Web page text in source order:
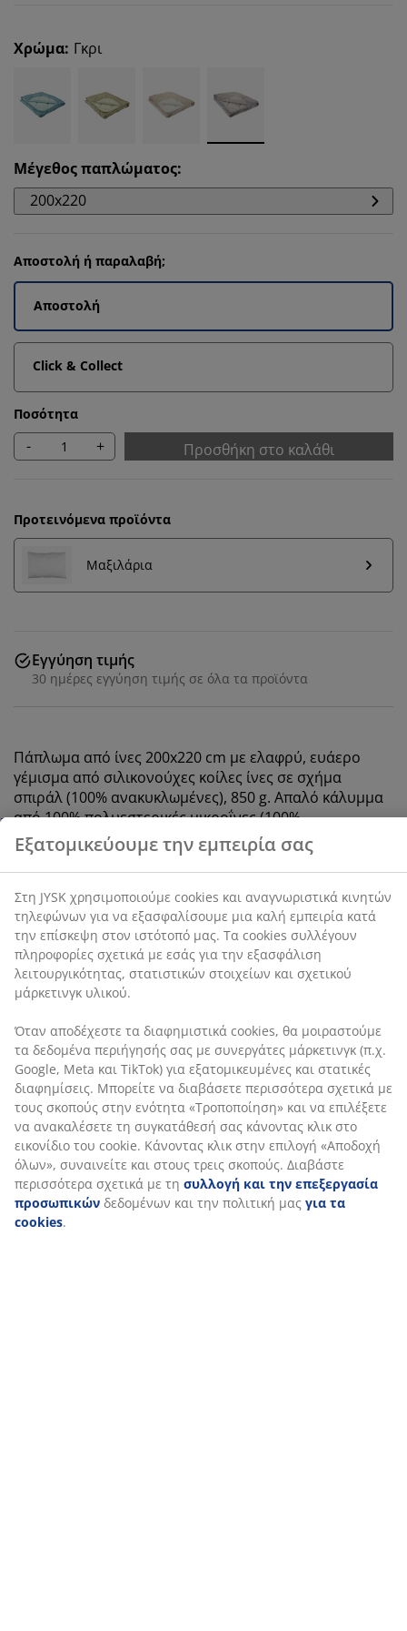
Χρώμα: Γκρι
Μέγεθος παπλώματος:
200x220
Αποστολή ή παραλαβή;
Αποστολή
Click & Collect
Ποσότητα
- + Προσθήκη στο καλάθι
Προτεινόμενα προϊόντα
Μαξιλάρια
Εγγύηση τιμής
30 ημέρες εγγύηση τιμής σε όλα τα προϊόντα
Πάπλωμα από ίνες 200x220 cm με ελαφρύ, ευάερο
γέμισμα από σιλικονούχες κοίλες ίνες σε σχήμα
σπιράλ (100% ανακυκλωμένες), 850 g. Απαλό κάλυμμα
από 100% πολυεστερικές μικροΐνες (100%
ανακυκλωμένες). Πλένεται στους 40°C.
Χαρακτηριστικά προϊόντος
Αξιολογήσεις
( 32)
Αποστολή
Στη JYSK χρησιμοποιούμε cookies και αναγνωριστικά
κινητών τηλεφώνων για να εξασφαλίσουμε μια καλή
εμπειρία κατά την επίσκεψη στον ιστότοπό μας. Τα
cookies συλλέγουν πληροφορίες σχετικά με εσάς για
στοιχείων και σχετικού μάρκετινγκ υλικού.
Όταν αποδέχεστε τα διαφημιστικά cookies, θα
μοιραστούμε τα δεδομένα περιήγησής σας με
συνεργάτες μάρκετινγκ (π.χ. Google, Meta και TikTok)
για εξατομικευμένες και στατικές διαφημίσεις.
Μπορείτε να διαβάσετε περισσότερα σχετικά με τους
σκοπούς στην ενότητα «Τροποποίηση» και να
επιλέξετε να ανακαλέσετε τη συγκατάθεσή σας
κάνοντας κλικ στο εικονίδιο του cookie. Κάνοντας κλικ
στην επιλογή «Αποδοχή όλων», συναινείτε και στους
τρεις σκοπούς. Διαβάστε περισσότερα σχετικά με τη
συλλογή και την επεξεργασία προσωπικών
δεδομένων και την πολιτική μαςγια τα cookies.